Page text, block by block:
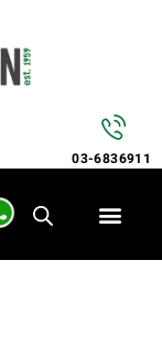
03-6836911